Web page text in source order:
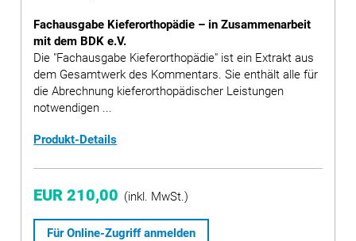
Fachausgabe Kieferorthopädie – in Zusammenarbeit
mit dem BDK e.V.
Die "Fachausgabe Kieferorthopädie" ist ein Extrakt aus
dem Gesamtwerk des Kommentars. Sie enthält alle für
die Abrechnung kieferorthopädischer Leistungen
notwendigen ...
Produkt-Details
EUR 210,00 (inkl. MwSt.)
Für Online-Zugriff anmelden